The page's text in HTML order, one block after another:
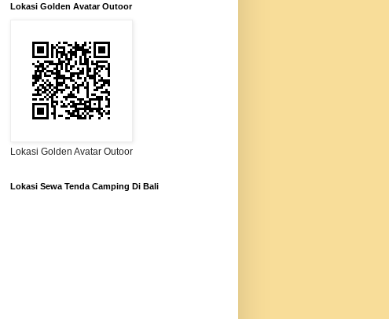
Lokasi Golden Avatar Outoor
Lokasi Golden Avatar Outoor
Lokasi Sewa Tenda Camping Di Bali